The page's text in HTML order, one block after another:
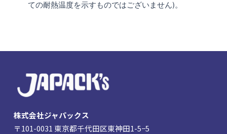
ての耐熱温度を示すものではございません)。
株式会社ジャパックス
〒101-0031 東京都千代田区東神田1-5−5